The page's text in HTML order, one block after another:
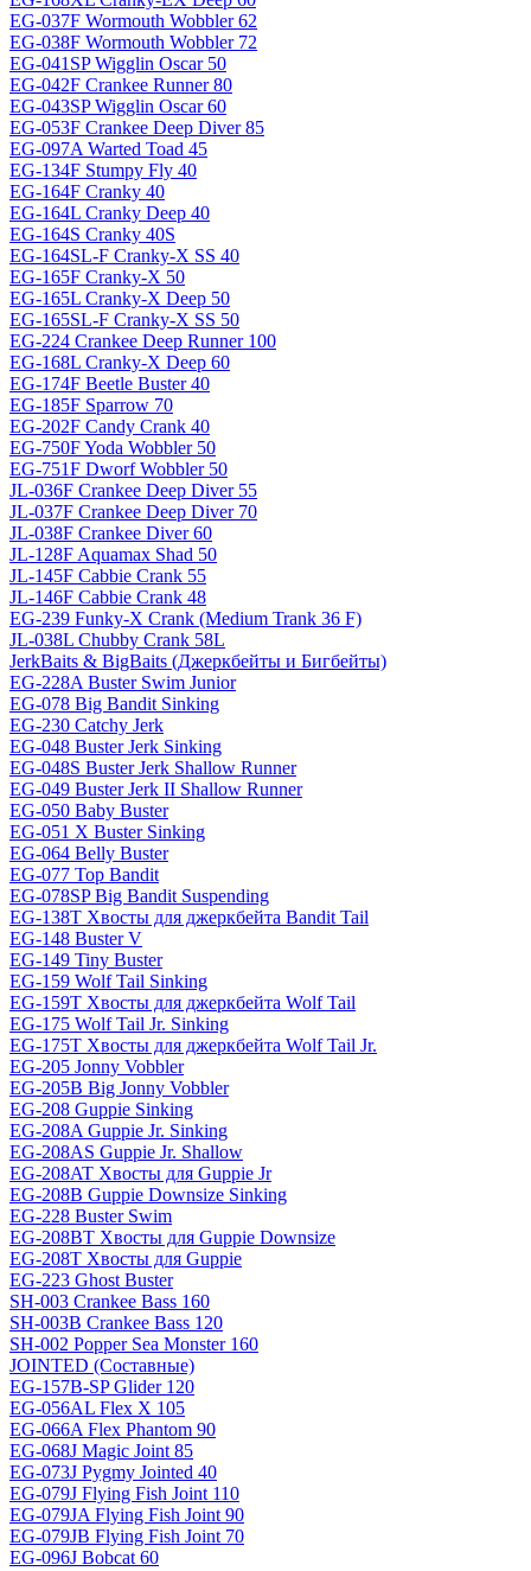
EG-037F Wormouth Wobbler 62
EG-038F Wormouth Wobbler 72
EG-041SP Wigglin Oscar 50
EG-042F Crankee Runner 80
EG-043SP Wigglin Oscar 60
EG-053F Crankee Deep Diver 85
EG-097A Warted Toad 45
EG-134F Stumpy Fly 40
EG-164F Cranky 40
EG-164L Cranky Deep 40
EG-164S Cranky 40S
EG-164SL-F Cranky-X SS 40
EG-165F Cranky-X 50
EG-165L Cranky-X Deep 50
EG-165SL-F Cranky-X SS 50
EG-224 Crankee Deep Runner 100
EG-168L Cranky-X Deep 60
EG-174F Beetle Buster 40
EG-185F Sparrow 70
EG-202F Candy Crank 40
EG-750F Yoda Wobbler 50
EG-751F Dworf Wobbler 50
JL-036F Crankee Deep Diver 55
JL-037F Crankee Deep Diver 70
JL-038F Crankee Diver 60
JL-128F Aquamax Shad 50
JL-145F Cabbie Crank 55
JL-146F Cabbie Crank 48
EG-239 Funky-X Crank (Medium Trank 36 F)
JL-038L Chubby Crank 58L
JerkBaits & BigBaits (Джеркбейты и Бигбейты)
EG-228A Buster Swim Junior
EG-078 Big Bandit Sinking
EG-230 Catchy Jerk
EG-048 Buster Jerk Sinking
EG-048S Buster Jerk Shallow Runner
EG-049 Buster Jerk II Shallow Runner
EG-050 Baby Buster
EG-051 X Buster Sinking
EG-064 Belly Buster
EG-077 Top Bandit
EG-078SP Big Bandit Suspending
EG-138T Хвосты для джеркбейта Bandit Tail
EG-148 Buster V
EG-149 Tiny Buster
EG-159 Wolf Tail Sinking
EG-159T Хвосты для джеркбейта Wolf Tail
EG-175 Wolf Tail Jr. Sinking
EG-175T Хвосты для джеркбейта Wolf Tail Jr.
EG-205 Jonny Vobbler
EG-205B Big Jonny Vobbler
EG-208 Guppie Sinking
EG-208A Guppie Jr. Sinking
EG-208AS Guppie Jr. Shallow
EG-208AT Хвосты для Guppie Jr
EG-208B Guppie Downsize Sinking
EG-228 Buster Swim
EG-208BT Хвосты для Guppie Downsize
EG-208T Хвосты для Guppie
EG-223 Ghost Buster
SH-003 Crankee Bass 160
SH-003B Crankee Bass 120
SH-002 Popper Sea Monster 160
JOINTED (Составные)
EG-157B-SP Glider 120
EG-056AL Flex X 105
EG-066A Flex Phantom 90
EG-068J Magic Joint 85
EG-073J Pygmy Jointed 40
EG-079J Flying Fish Joint 110
EG-079JA Flying Fish Joint 90
EG-079JB Flying Fish Joint 70
EG-096J Bobcat 60